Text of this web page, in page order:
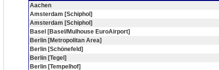
Aachen
Amsterdam [Schiphol]
Amsterdam [Schiphol]
Basel [Basel/Mulhouse EuroAirport]
Berlin [Metropolitan Area]
Berlin [Schönefeld]
Berlin [Tegel]
Berlin [Tempelhof]